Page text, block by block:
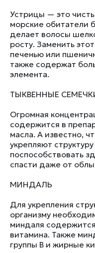
Устрицы — это
морские обитатели
делает волосы
росту. Заменить
печенью или
также содержат
элемента.
ТЫКВЕННЫЕ
Огромная
содержится в
масла. А известно,
укрепляют
поспособствовать
спасти даже от
МИНДАЛЬ
Для укрепления
организму
миндаля
витамина. Также
группы В и жирные